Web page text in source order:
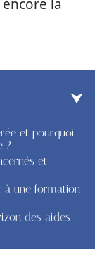
encore la
et pourquoi
?
et
à une formation
des aides